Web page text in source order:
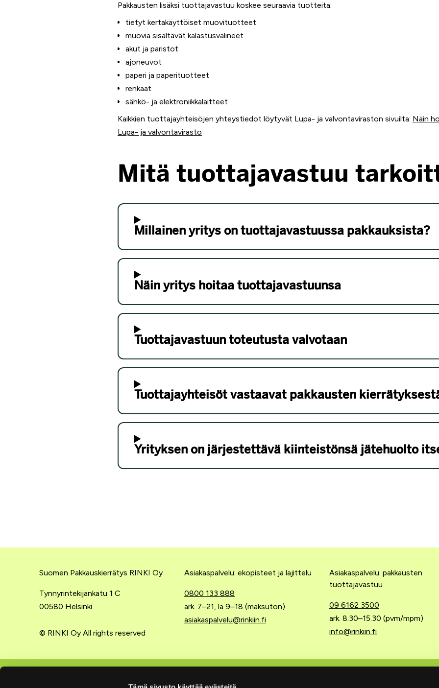
Pakkausten lisäksi tuottajavastuu koskee seuraavia tuotteita:
tietyt kertakäyttöiset muovituotteet
muovia sisältävät kalastusvälineet
akut ja paristot
ajoneuvot
paperi ja paperituotteet
renkaat
sähkö- ja elektroniikkalaitteet
Kaikkien tuottajayhteisöjen yhteystiedot löytyvät Lupa- ja valvontaviraston sivuilta: Näin
Lupa- ja valvontavirasto
Mitä tuottajavastuu
Millainen yritys on tuottajavastuussa pakkauksista?
Näin yritys hoitaa tuottajavastuunsa
Tuottajavastuun toteutusta valvotaan
Tuottajayhteisöt vastaavat pakkausten
Yrityksen on järjestettävä kiinteistönsä jätehuolto
Suomen Pakkauskierrätys RINKI Oy
Tynnyrintekijänkatu 1 C
00580 Helsinki
© RINKI Oy All rights reserved
Asiakaspalvelu: ekopisteet ja lajittelu
0800 133 888
ark. 7–21, la 9–18 (maksuton)
asiakaspalvelu@rinkiin.fi
Asiakaspalvelu: pakkausten
tuottajavastuu
09 6162 3500
ark. 8.30–15.30 (pvm/mpm)
info@rinkiin.fi
Yritysten tuottajavastuu